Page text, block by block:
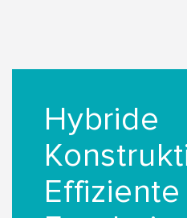
Hybride
Effiziente